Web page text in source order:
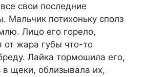
свои последние
Мальчик потихоньку сполз
Лицо его горело,
от жара губы что-то
Лайка тормошила его,
в щеки, облизывала их,